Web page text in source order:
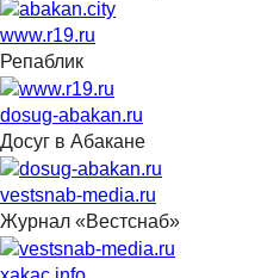
www.r19.ru
Репаблик
dosug-abakan.ru
Досуг в Абакане
vestsnab-media.ru
Журнал «Вестснаб»